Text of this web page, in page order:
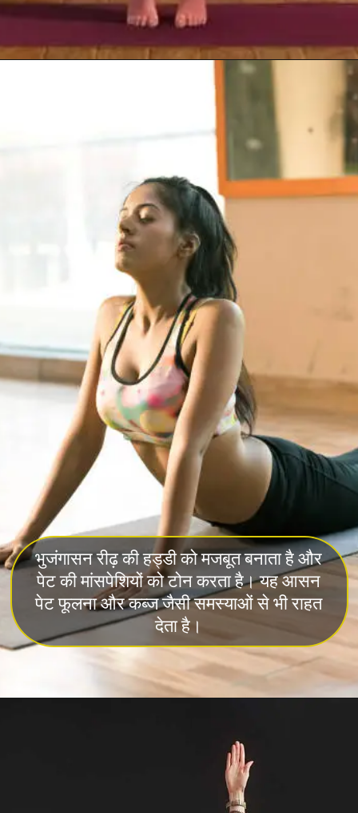
भुजंगासन रीढ़ की हड्डी को मजबूत बनाता है और
पेट की मांसपेशियों को टोन करता है। यह आसन
पेट फूलना और कब्ज जैसी समस्याओं से भी राहत
देता है।